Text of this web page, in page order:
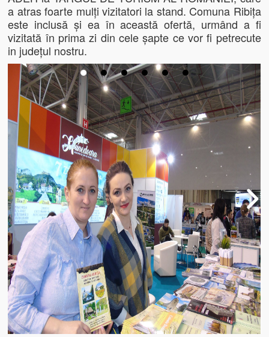
Ultimul meşter de fluiere din Zarand
Informații utile
Informații despre comuna Ribița
Cazare
Telefoane şi Adrese Utile
Contact
a atras foarte mulți vizitatori la stand. Comuna Ribița
este inclusă și ea în această ofertă, urmând a fi
vizitată în prima zi din cele șapte ce vor fi petrecute
in județul nostru.